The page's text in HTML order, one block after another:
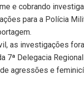
e cobrando
para a Polícia
as investigações
7ª Delegacia
agressões e